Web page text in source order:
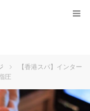
【香港スパ】インター
圧